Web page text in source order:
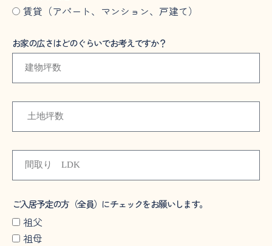
賃貸（アパート、マンション、戸建て）
お家の広さはどのぐらいでお考えですか？
ご入居予定の方（全員）にチェックをお願いします。
祖父
祖母